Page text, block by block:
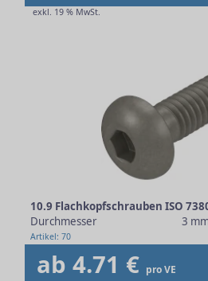
exkl. 19 % MwSt.
10.9 Flachkopfschrauben ISO
Durchmesser
3
Artikel: 70
ab 4.71 € pro VE